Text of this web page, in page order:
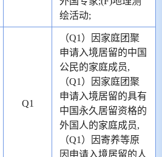
绘活动;
Q1
（Q1）因家庭团聚
申请入境居留的中国
公民的家庭成员,
（Q1）因家庭团聚
申请入境居留的具有
中国永久居留资格的
外国人的家庭成员,
（Q1）因寄养等原
因申请入境居留的人